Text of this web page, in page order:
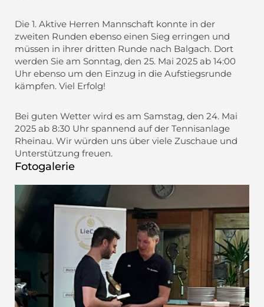
Die 1. Aktive Herren Mannschaft konnte in der
zweiten Runden ebenso einen Sieg erringen und
müssen in ihrer dritten Runde nach Balgach. Dort
werden Sie am Sonntag, den 25. Mai 2025 ab 14:00
Uhr ebenso um den Einzug in die Aufstiegsrunde
kämpfen. Viel Erfolg!
Bei guten Wetter wird es am Samstag, den 24. Mai
2025 ab 8:30 Uhr spannend auf der Tennisanlage
Rheinau. Wir würden uns über viele Zuschaue und
Unterstützung freuen.
Fotogalerie